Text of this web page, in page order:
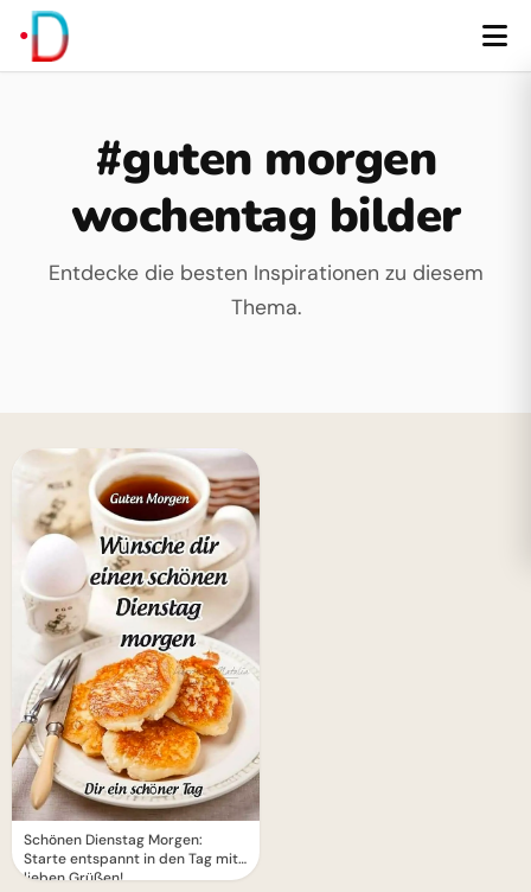
#guten morgen
wochentag bilder
Entdecke die besten Inspirationen zu diesem
Thema.
Schönen Dienstag Morgen:
Starte entspannt in den Tag mit
lieben Grüßen!